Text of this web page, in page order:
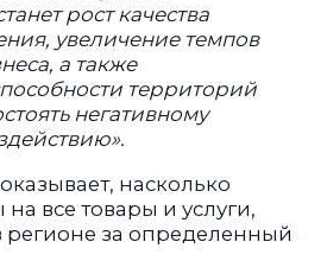
насколько
все товары и услуги,
регионе за определенный